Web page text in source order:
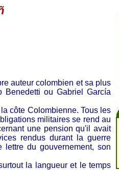
auteur colombien et sa plus
Benedetti ou Gabriel García
côte Colombienne. Tous les
militaires se rend au
une pension qu'il avait
rendus durant la guerre
du gouvernement, son
la langueur et le temps